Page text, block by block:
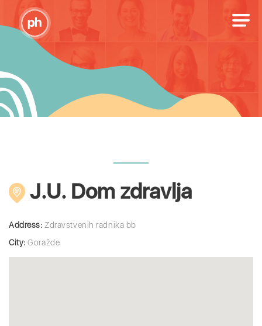
J.U. Dom zdravlja
Address: Zdravstvenih radnika bb
City: Goražde